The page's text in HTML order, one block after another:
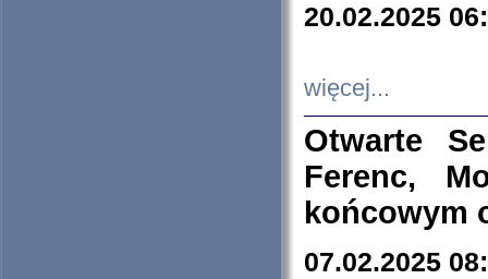
20.02.2025
więcej...
Otwarte
Ferenc,
końcowym
07.02.2025